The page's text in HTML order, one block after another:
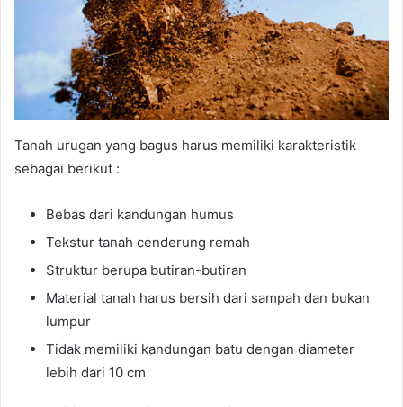
Tanah urugan yang bagus harus memiliki karakteristik
sebagai berikut :
Bebas dari kandungan humus
Tekstur tanah cenderung remah
Struktur berupa butiran-butiran
Material tanah harus bersih dari sampah dan bukan
lumpur
Tidak memiliki kandungan batu dengan diameter
lebih dari 10 cm